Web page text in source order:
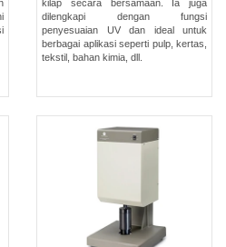
kilap secara bersamaan. Ia juga
dilengkapi dengan fungsi
penyesuaian UV dan ideal untuk
berbagai aplikasi seperti pulp, kertas,
tekstil, bahan kimia, dll.